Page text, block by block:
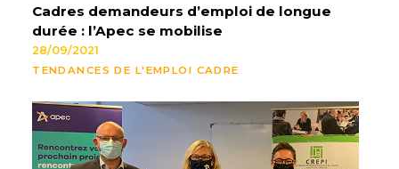
Cadres demandeurs d’emploi de longue
durée : l’Apec se mobilise
28/09/2021
TENDANCES DE L'EMPLOI CADRE